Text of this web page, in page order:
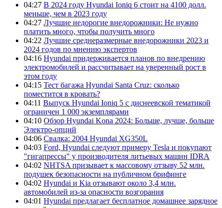
04:27 В 2024 году Hyundai Ioniq 6 стоит на 4100 долл.
меньше, чем в 2023 году
04:27 Лучшие недорогие внедорожники: Не нужно
платить много, чтобы получить много
04:22 Лучшие среднеразмерные внедорожники 2023 и
2024 годов по мнению экспертов
04:16 Hyundai придерживается планов по внедрению
электромобилей и рассчитывает на уверенный рост в
этом году
04:15 Тест багажа Hyundai Santa Cruz: сколько
поместится в кровать?
04:11 Выпуск Hyundai Ioniq 5 с диснеевской тематикой
ограничен 1 000 экземплярами
04:10 Обзор Hyundai Kona 2024: Больше, лучше, больше
Электро-опций
04:06 Свалка: 2004 Hyundai XG350L
04:03 Ford, Hyundai следуют примеру Tesla и покупают
"гигапрессы" у производителя литьевых машин IDRA
04:02 NHTSA призывает к массовому отзыву 52 млн.
подушек безопасности на публичном брифинге
04:02 Hyundai и Kia отзывают около 3,4 млн.
автомобилей из-за опасности возгорания
04:01 Hyundai предлагает бесплатное домашнее зарядное